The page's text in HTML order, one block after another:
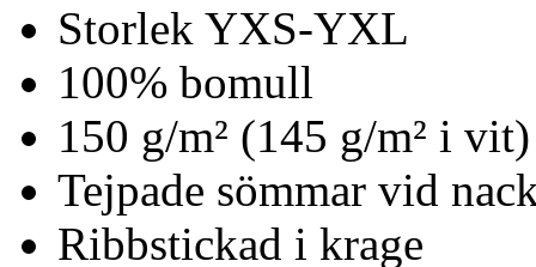
Storlek YXS-YXL
100% bomull
150 g/m² (145 g/m² i vit)
Tejpade sömmar vid
Ribbstickad i krage